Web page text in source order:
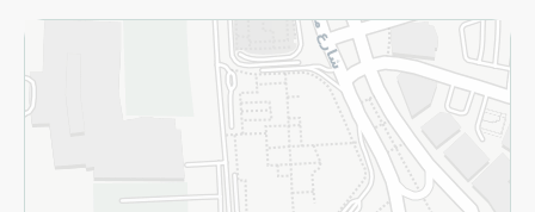
الاسترجاع
سياسة الاستخدام
سياسة الخصوصية
قم بالتسجيل للنشرة